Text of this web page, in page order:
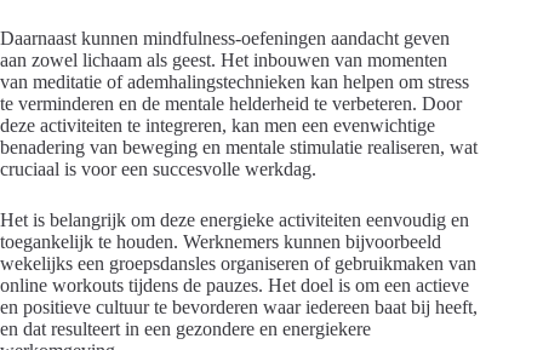
Daarnaast kunnen mindfulness-oefeningen aandacht geven
aan zowel lichaam als geest. Het inbouwen van momenten
van meditatie of ademhalingstechnieken kan helpen om stress
te verminderen en de mentale helderheid te verbeteren. Door
deze activiteiten te integreren, kan men een evenwichtige
benadering van beweging en mentale stimulatie realiseren, wat
cruciaal is voor een succesvolle werkdag.
Het is belangrijk om deze energieke activiteiten eenvoudig en
toegankelijk te houden. Werknemers kunnen bijvoorbeeld
wekelijks een groepsdansles organiseren of gebruikmaken van
online workouts tijdens de pauzes. Het doel is om een actieve
en positieve cultuur te bevorderen waar iedereen baat bij heeft,
en dat resulteert in een gezondere en energiekere